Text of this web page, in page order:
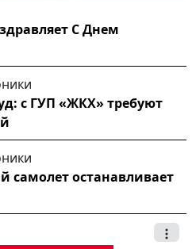
С Днем
с ГУП «ЖКХ» требуют
самолет останавливает